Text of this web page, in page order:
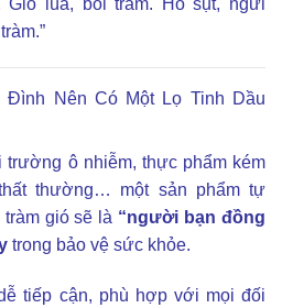
Nên Có Một Lọ Tinh Dầu
trường ô nhiễm, thực phẩm kém
thường… một sản phẩm tự
gió sẽ là “người bạn đồng
trong bảo vệ sức khỏe.
tiếp cận, phù hợp với mọi đối